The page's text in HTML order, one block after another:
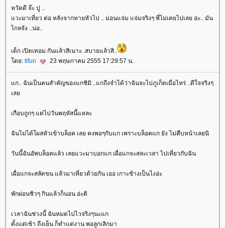
หวัดดี จ๊ะ ปู ..
วะมาเที่ยว ต่อ หลังจากหายหัวไป .. ม่อนแจ่ม แจ่มจริงๆ พี่ไม่เคยไปเลย อ่ะ.. มัน
ไกลจัง ..น่อ..
เด็ก เปิดเทอม กันแล้วสิเนาะ..สบายแล้วสิ..
ดย: tifun 23 พฤษภาคม 2555 17:29:57 น.
ก.. ฉันเป็นคนสำคัญของแกชิมิ ..แกถึงจำได้ว่าฉันจะไปภูเก็ตเมื่อไหร่ ..ดีใจจริงๆ
เล
เกือบถูกๆ แต่ไปวันพฤหัสนี้แหละ
ฉันไม่ได้โผล่หัวเข้าบล็อค เลย คงพอๆกับแก เพราะบล็อคแก ยัง ไม่คืบหน้าเลยนิ
วันนี้ฉันอัพบล็อคแล้ว เลยแวะมาบอกแก เผื่อแกจะสละเวลา ไปเที่ยวกับฉัน
เผื่อแกจะสลัดขน แล้วมาเที่ยวด้วยกัน เออ เกาะช้างเป็นไงอ่ะ
พักผ่อนชิวๆ กินแล้วก็นอน อ่ะดิ
เวลาฉันช่วงนี้ ฉันหมดไปไวจริงๆนะแก
ตั้งแต่เช้า ถึงเย็น ก็ทำแต่งาน พอลูกเลิกมา